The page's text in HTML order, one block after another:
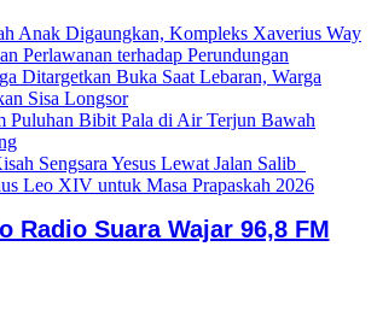
Anak Digaungkan, Kompleks Xaverius Way
Perlawanan terhadap Perundungan
Ditargetkan Buka Saat Lebaran, Warga
Sisa Longsor
Puluhan Bibit Pala di Air Terjun Bawah
Sengsara Yesus Lewat Jalan Salib
Leo XIV untuk Masa Prapaskah 2026
Radio Suara Wajar 96,8 FM